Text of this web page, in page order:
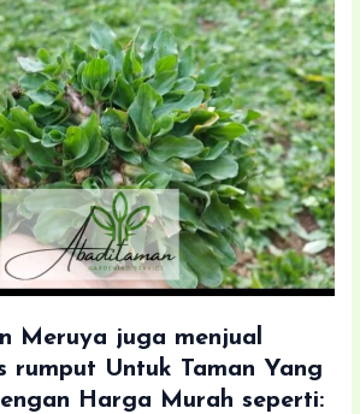
Meruya juga menjual
rumput Untuk Taman Yang
Harga Murah seperti: